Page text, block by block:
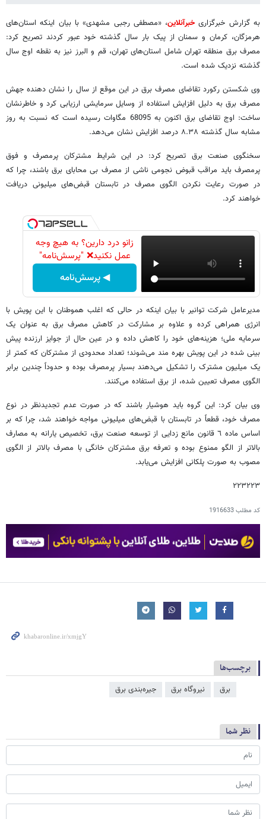
به گزارش خبرگزاریخبرآنلاین، «مصطفی رجبی مشهدی» با بیان اینکه استان‌های
هرمزگان، کرمان و سمنان از پیک بار سال گذشته خود عبور کردند تصریح کرد:
مصرف برق منطقه تهران شامل استان‌های تهران، قم و البرز نیز به نقطه اوج سال
گذشته نزدیک شده است.
وی شکستن رکورد تقاضای مصرف برق در این موقع از سال را نشان دهنده جهش
مصرف برق به دلیل افزایش استفاده از وسایل سرمایشی ارزیابی کرد و خاطرنشان
ساخت: اوج تقاضای برق اکنون به 68095 مگاوات رسیده است که نسبت به روز
مشابه سال گذشته ٨.٣٨ درصد افزایش نشان می‌دهد.
سخنگوی صنعت برق تصریح کرد: در این شرایط مشترکان پرمصرف و فوق
پرمصرف باید مراقب قبوض نجومی ناشی از مصرف بی محابای برق باشند، چرا که
در صورت رعایت نکردن الگوی مصرف در تابستان قبض‌های میلیونی دریافت
خواهند کرد.
زانو درد دارین؟ به هیچ وجه
عمل نکنید❌ "پرسش‌نامه"
◀ پرسش‌نامه
مدیرعامل شرکت توانیر با بیان اینکه در حالی که اغلب هموطنان با این پویش با
انرژی همراهی کرده و علاوه بر مشارکت در کاهش مصرف برق به عنوان یک
سرمایه ملی؛ هزینه‌های خود را کاهش داده و در عین حال از جوایز ارزنده پیش
بینی شده در این پویش بهره مند می‌شوند؛ تعداد محدودی از مشترکان که کمتر از
یک میلیون مشترک را تشکیل می‌دهند بسیار پرمصرف بوده و حدوداً چندین برابر
الگوی مصرف تعیین شده، از برق استفاده می‌کنند.
وی بیان کرد: این گروه باید هوشیار باشند که در صورت عدم تجدیدنظر در نوع
مصرف خود، قطعاً در تابستان با قبض‌های میلیونی مواجه خواهند شد، چرا که بر
اساس ماده ٦ قانون مانع زدایی از توسعه صنعت برق، تخصیص یارانه به مصارف
بالاتر از الگو ممنوع بوده و تعرفه برق مشترکان خانگی با مصرف بالاتر از الگوی
مصوب به صورت پلکانی افزایش می‌یابد.
٢٢٣٢٢٣
کد مطلب1916633
برچسب‌ها
برق نیروگاه برق جیره‌بندی برق
نظر شما